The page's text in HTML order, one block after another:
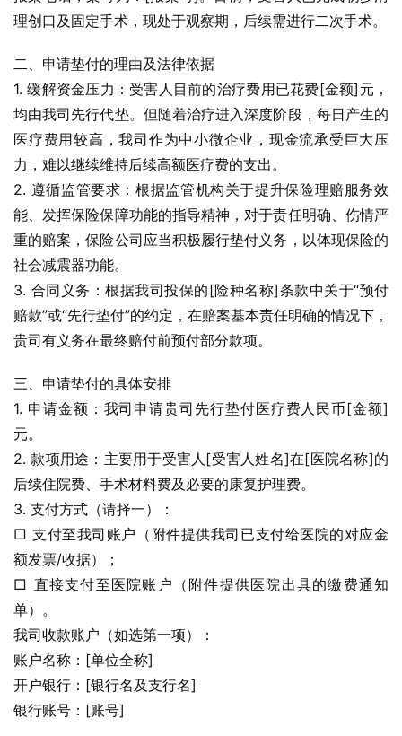
理创口及固定手术，现处于观察期，后续需进行二次手术。
二、申请垫付的理由及法律依据
1. 缓解资金压力：受害人目前的治疗费用已花费[金额]元，
均由我司先行代垫。但随着治疗进入深度阶段，每日产生的
医疗费用较高，我司作为中小微企业，现金流承受巨大压
力，难以继续维持后续高额医疗费的支出。
2. 遵循监管要求：根据监管机构关于提升保险理赔服务效
能、发挥保险保障功能的指导精神，对于责任明确、伤情严
重的赔案，保险公司应当积极履行垫付义务，以体现保险的
社会减震器功能。
3. 合同义务：根据我司投保的[险种名称]条款中关于“预付
赔款”或“先行垫付”的约定，在赔案基本责任明确的情况下，
贵司有义务在最终赔付前预付部分款项。
三、申请垫付的具体安排
1. 申请金额：我司申请贵司先行垫付医疗费人民币[金额]
元。
2. 款项用途：主要用于受害人[受害人姓名]在[医院名称]的
后续住院费、手术材料费及必要的康复护理费。
3. 支付方式（请择一）：
□ 支付至我司账户（附件提供我司已支付给医院的对应金
额发票/收据）；
□ 直接支付至医院账户（附件提供医院出具的缴费通知
单）。
我司收款账户（如选第一项）：
账户名称：[单位全称]
开户银行：[银行名及支行名]
银行账号：[账号]